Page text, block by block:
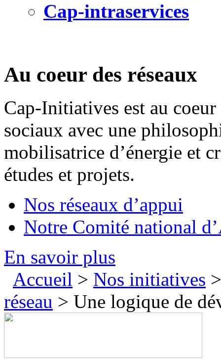
Cap-intraservices
Au coeur des réseaux
Cap-Initiatives est au
sociaux avec une
mobilisatrice d’énergie et
études et projets.
Nos réseaux d’appui
Notre Comité national
En savoir plus
Accueil > Nos initiatives
réseau > Une logique de